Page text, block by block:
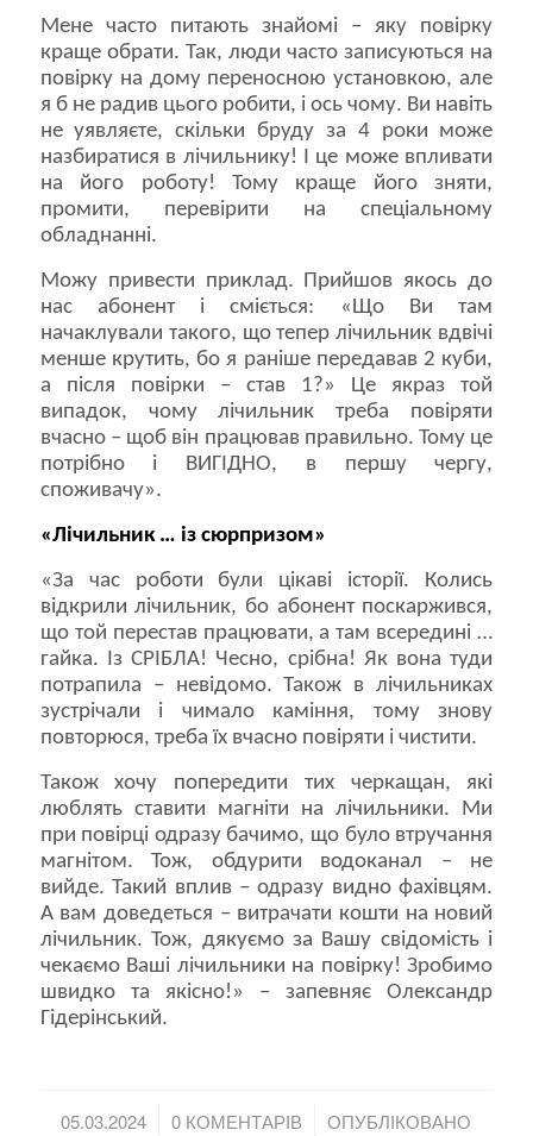
Мене часто питають знайомі – яку повірку
краще обрати. Так, люди часто записуються на
повірку на дому переносною установкою, але
я б не радив цього робити, і ось чому. Ви навіть
не уявляєте, скільки бруду за 4 роки може
назбиратися в лічильнику! І це може впливати
на його роботу! Тому краще його зняти,
промити, перевірити на спеціальному
обладнанні.
Можу привести приклад. Прийшов якось до
нас абонент і сміється: «Що Ви там
начаклували такого, що тепер лічильник вдвічі
менше крутить, бо я раніше передавав 2 куби,
а після повірки – став 1?» Це якраз той
випадок, чому лічильник треба повіряти
вчасно – щоб він працював правильно. Тому це
потрібно і ВИГІДНО, в першу чергу,
споживачу».
«Лічильник … із сюрпризом»
«За час роботи були цікаві історії. Колись
відкрили лічильник, бо абонент поскаржився,
що той перестав працювати, а там всередині …
гайка. Із СРІБЛА! Чесно, срібна! Як вона туди
потрапила – невідомо. Також в лічильниках
зустрічали і чимало каміння, тому знову
повторюся, треба їх вчасно повіряти і чистити.
Також хочу попередити тих черкащан, які
люблять ставити магніти на лічильники. Ми
при повірці одразу бачимо, що було втручання
магнітом. Тож, обдурити водоканал – не
вийде. Такий вплив – одразу видно фахівцям.
А вам доведеться – витрачати кошти на новий
лічильник. Тож, дякуємо за Вашу свідомість і
чекаємо Ваші лічильники на повірку! Зробимо
швидко та якісно!» – запевняє Олександр
Гідерінський.
05.03.2024
/ 0 КОМЕНТАРІВ
/
ОПУБЛІКОВАНО